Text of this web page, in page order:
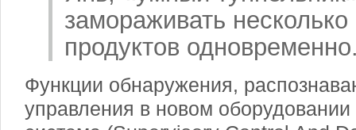
замораживать несколько
продуктов
Функции обнаружения,
управления в новом